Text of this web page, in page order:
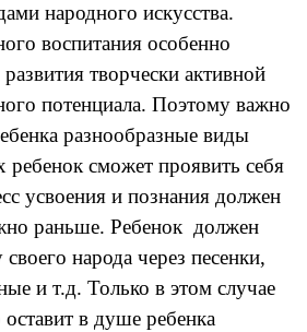
народного искусства.
воспитания особенно
творчески активной
потенциала. Поэтому важно
разнообразные виды
ребенок сможет проявить себя
усвоения и познания должен
раньше. Ребенок должен
народа через песенки,
и т.д. Только в этом случае
оставит в душе ребенка